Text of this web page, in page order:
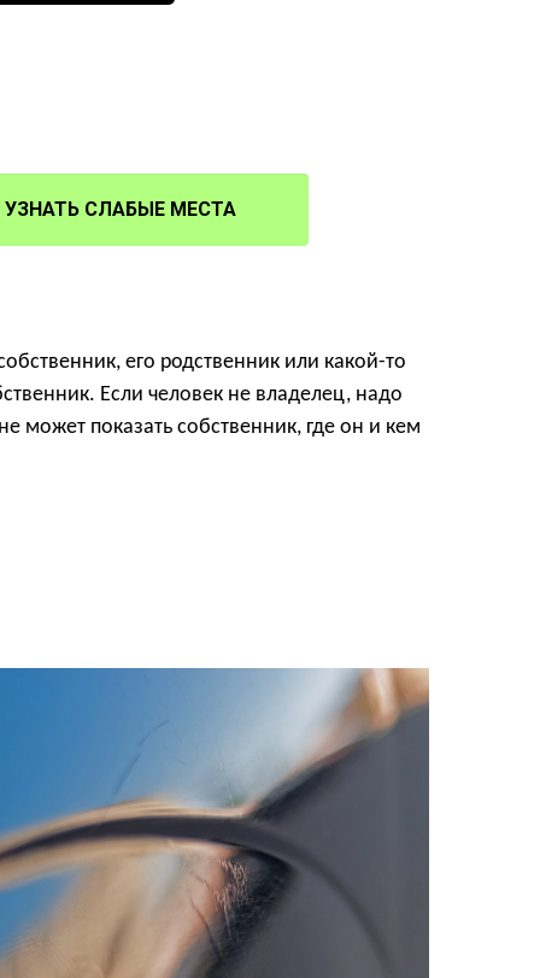
УЗНАТЬ СЛАБЫЕ МЕСТА
его родственник или какой-то
Если человек не владелец, надо
может показать собственник, где он и кем